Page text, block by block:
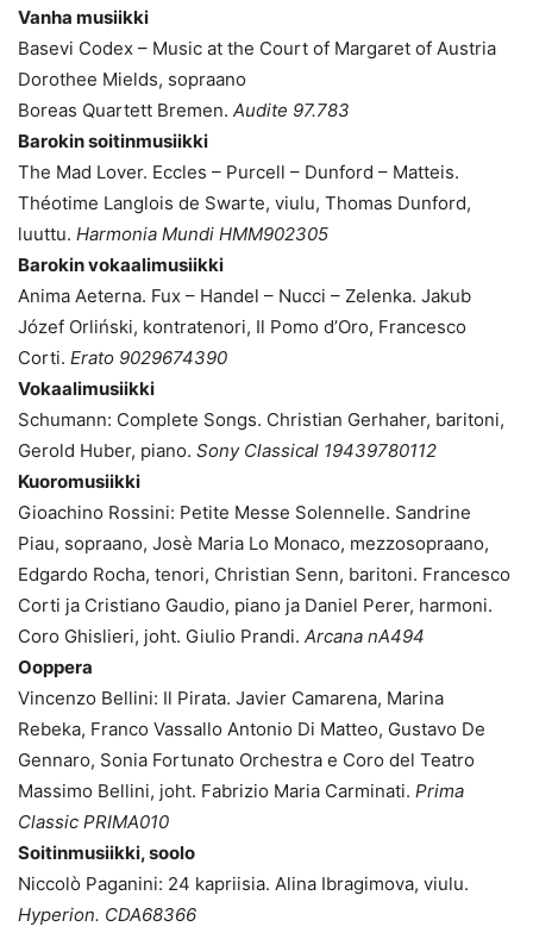
Vanha musiikki
Basevi Codex – Music at the Court of Margaret of Austria
Dorothee Mields, sopraano
Boreas Quartett Bremen. Audite 97.783
Barokin soitinmusiikki
The Mad Lover. Eccles – Purcell – Dunford – Matteis.
Théotime Langlois de Swarte, viulu, Thomas Dunford,
luuttu. Harmonia Mundi HMM902305
Barokin vokaalimusiikki
Anima Aeterna. Fux – Handel – Nucci – Zelenka. Jakub
Józef Orliński, kontratenori, Il Pomo d’Oro, Francesco
Corti. Erato 9029674390
Vokaalimusiikki
Schumann: Complete Songs. Christian Gerhaher, baritoni,
Gerold Huber, piano. Sony Classical 19439780112
Kuoromusiikki
Gioachino Rossini: Petite Messe Solennelle. Sandrine
Piau, sopraano, Josè Maria Lo Monaco, mezzosopraano,
Edgardo Rocha, tenori, Christian Senn, baritoni. Francesco
Corti ja Cristiano Gaudio, piano ja Daniel Perer, harmoni.
Coro Ghislieri, joht. Giulio Prandi. Arcana nA494
Ooppera
Vincenzo Bellini: Il Pirata. Javier Camarena, Marina
Rebeka, Franco Vassallo Antonio Di Matteo, Gustavo De
Gennaro, Sonia Fortunato Orchestra e Coro del Teatro
Massimo Bellini, joht. Fabrizio Maria Carminati. Prima
Classic PRIMA010
Soitinmusiikki, soolo
Niccolò Paganini: 24 kapriisia. Alina Ibragimova, viulu.
Hyperion. CDA68366